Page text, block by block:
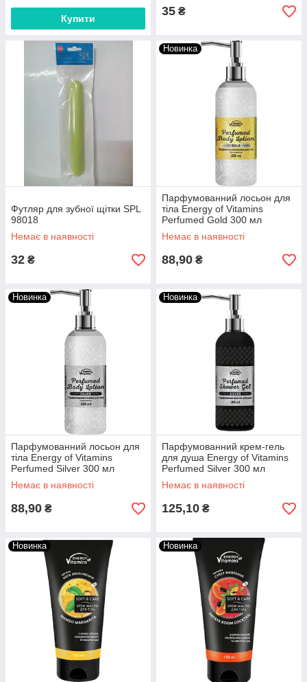
Купити
35 ₴
Футляр для зубної щітки SPL
98018
Немає в наявності
32 ₴
Новинка
Парфумованний лосьон для
тіла Energy of Vitamins
Perfumed Gold 300 мл
Немає в наявності
88,90 ₴
Новинка
Парфумованний лосьон для
тіла Energy of Vitamins
Perfumed Silver 300 мл
Немає в наявності
88,90 ₴
Новинка
Парфумованний крем-гель
для душа Energy of Vitamins
Perfumed Silver 300 мл
Немає в наявності
125,10 ₴
Новинка Новинка